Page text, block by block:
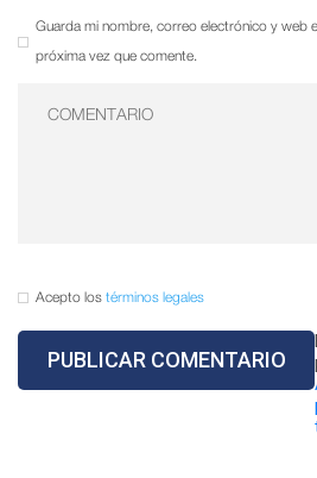
Guarda mi nombre, correo electrónico y web
próxima vez que comente.
Acepto los términos legales